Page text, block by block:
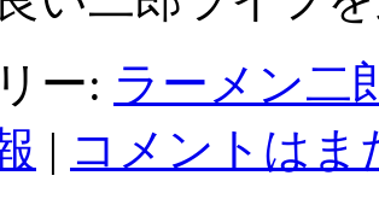
ー: ラーメン二
| コメントはま